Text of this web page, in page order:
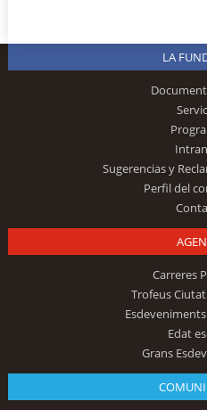
LA
Sugerencias y
Perfil del
Carreres
Trofeus
Edat
Grans